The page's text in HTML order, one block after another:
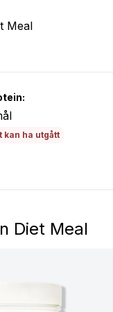
Meal
kan ha utgått
Diet Meal